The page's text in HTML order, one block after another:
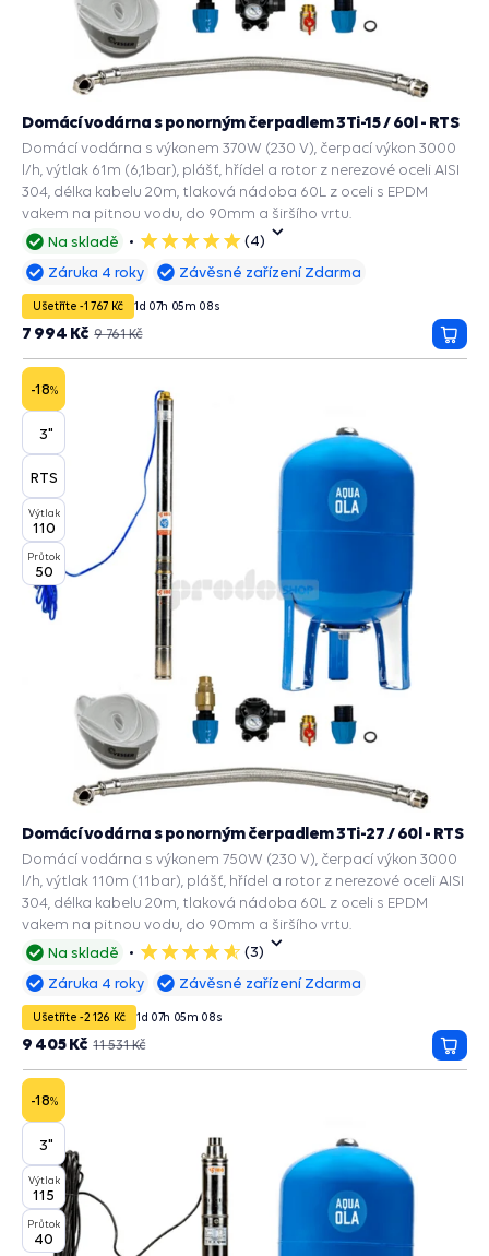
Na skladě
5
hvězdiček
(4)
Domácí vodárna s ponorným čerpadlem 3Ti-15 / 60l - RTS
Domácí vodárna s výkonem 370W (230 V), čerpací výkon 3000
l/h, výtlak 61m (6,1bar), plášť, hřídel a rotor z nerezové oceli AISI
304, délka kabelu 20m, tlaková nádoba 60L z oceli s EPDM
vakem na pitnou vodu, do 90mm a širšího vrtu.
Záruka 4 roky Závěsné zařízení Zdarma
Ušetříte -1 767 Kč 1d 07h 05m 07s
9 761 Kč
7 994 Kč
do
-18%
3"
RTS
Výtlak
110
Průtok
50
Na skladě
5
hvězdiček
(3)
Domácí vodárna s ponorným čerpadlem 3Ti-27 / 60l - RTS
Domácí vodárna s výkonem 750W (230 V), čerpací výkon 3000
l/h, výtlak 110m (11bar), plášť, hřídel a rotor z nerezové oceli AISI
304, délka kabelu 20m, tlaková nádoba 60L z oceli s EPDM
vakem na pitnou vodu, do 90mm a širšího vrtu.
Záruka 4 roky Závěsné zařízení Zdarma
Ušetříte -2 126 Kč 1d 07h 05m 07s
11 531 Kč
9 405 Kč
do
-18%
3"
Výtlak
115
Průtok
40